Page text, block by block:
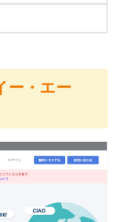
ー・エー